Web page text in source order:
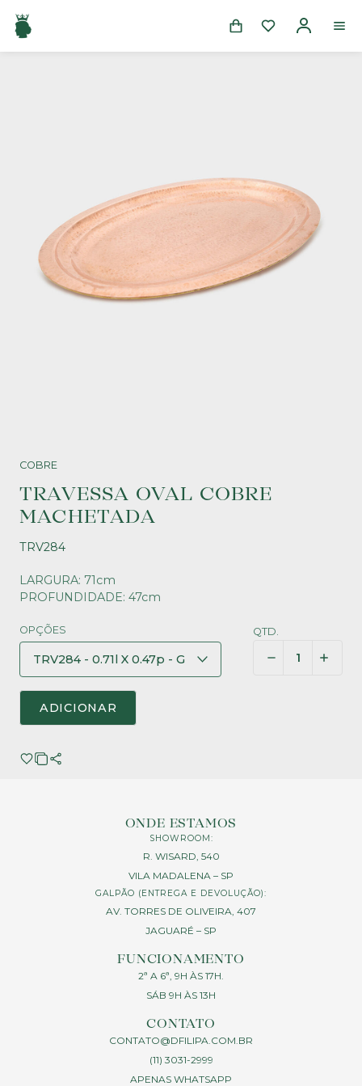
COBRE
TRAVESSA OVAL COBRE
MACHETADA
TRV284
LARGURA: 71cm
PROFUNDIDADE: 47cm
OPÇÕES QTD.
ADICIONAR
ONDE ESTAMOS
SHOWROOM:
R. WISARD, 540
VILA MADALENA – SP
GALPÃO (ENTREGA E DEVOLUÇÃO):
AV. TORRES DE OLIVEIRA, 407
JAGUARÉ – SP
FUNCIONAMENTO
2ª A 6ª, 9H ÀS 17H.
SÁB 9H ÀS 13H
CONTATO
CONTATO@DFILIPA.COM.BR
(11) 3031-2999
APENAS WHATSAPP